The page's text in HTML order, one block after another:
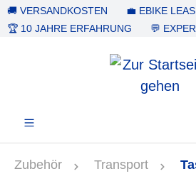
springen
🚚 VERSANDKOSTEN
💼 EBIKE
🏆 10 JAHRE ERFAHRUNG
💬
Zubehör Transport